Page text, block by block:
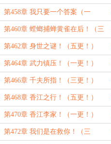
第458章 我只要一个答案（一
更！）
第460章 螳螂捕蝉黄雀在后！（三
更！）
第462章 身世之谜！（五更！）
第464章 武力镇压！（一更！）
第466章 千夫所指！（三更！）
第468章 香江之行！（五更！）
第470章 香江李家！（一更！）
第472章 我们是在救你！（三